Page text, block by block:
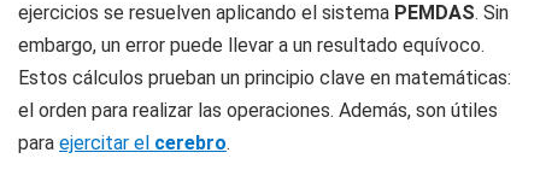
ejercicios se resuelven aplicando el sistema PEMDAS. Sin
embargo, un error puede llevar a un resultado equívoco.
Estos cálculos prueban un principio clave en matemáticas:
el orden para realizar las operaciones. Además, son útiles
para ejercitar el cerebro.